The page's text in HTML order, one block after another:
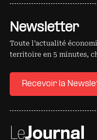
Newsletter
Toute l’actualité
territoire en 5 minutes,
Recevoir la